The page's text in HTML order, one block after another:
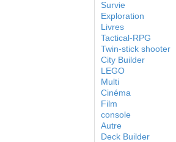
Survie
Exploration
Livres
Tactical-RPG
Twin-stick shooter
City Builder
LEGO
Multi
Cinéma
Film
console
Autre
Deck Builder